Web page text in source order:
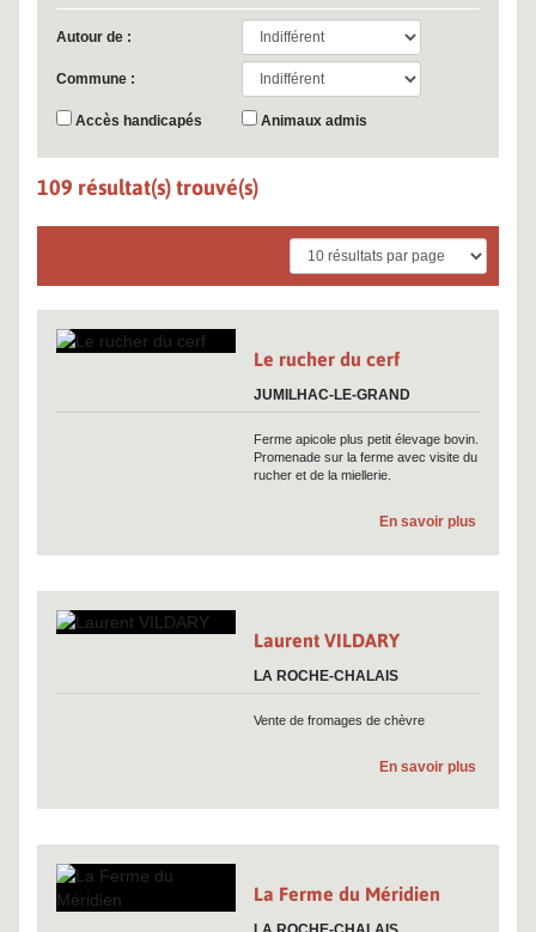
Autour de :
Commune :
Accès handicapés Animaux admis
109 résultat(s) trouvé(s)
Le rucher du cerf
JUMILHAC-LE-GRAND
Ferme apicole plus petit élevage bovin.
Promenade sur la ferme avec visite du
rucher et de la miellerie.
En savoir plus
Laurent VILDARY
LA ROCHE-CHALAIS
Vente de fromages de chèvre
En savoir plus
La Ferme du Méridien